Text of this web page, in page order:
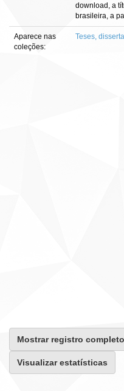
download, a
brasileira, a
Aparece nas
coleções:
Teses,
Mostrar registro
Visualizar estatísticas